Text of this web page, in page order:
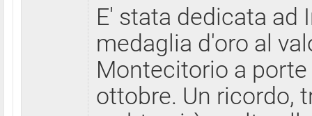
E' stata dedicata ad
medaglia d'oro al
Montecitorio a
ottobre. Un ricordo,